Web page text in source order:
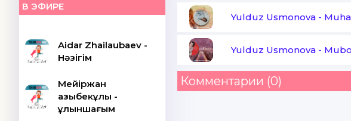
В ЭФИРЕ
Aidar Zhailaubaev -
Нәзігім
Мейіржан
Қазыбекұлы -
Құлыншағым
Yulduz Usmonova -
Yulduz Usmonova -
Комментарии (0)